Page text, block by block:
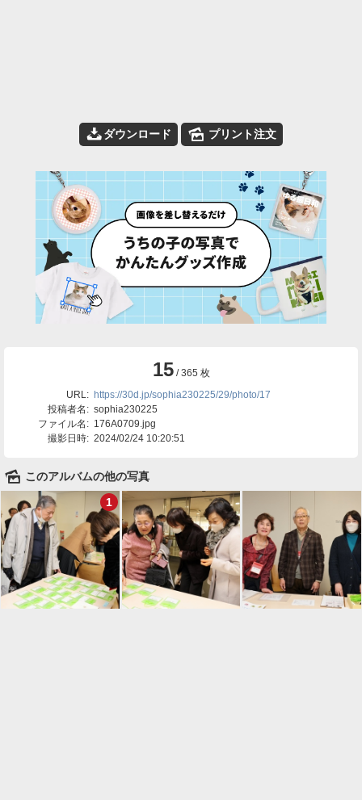
📥ダウンロード 🌄 プリント注文
15 / 365 枚
URL: https://30d.jp/sophia230225/29/photo/17
投稿者名: sophia230225
ファイル名: 176A0709.jpg
撮影日時: 2024/02/24 10:20:51
🌄 このアルバムの他の写真
1